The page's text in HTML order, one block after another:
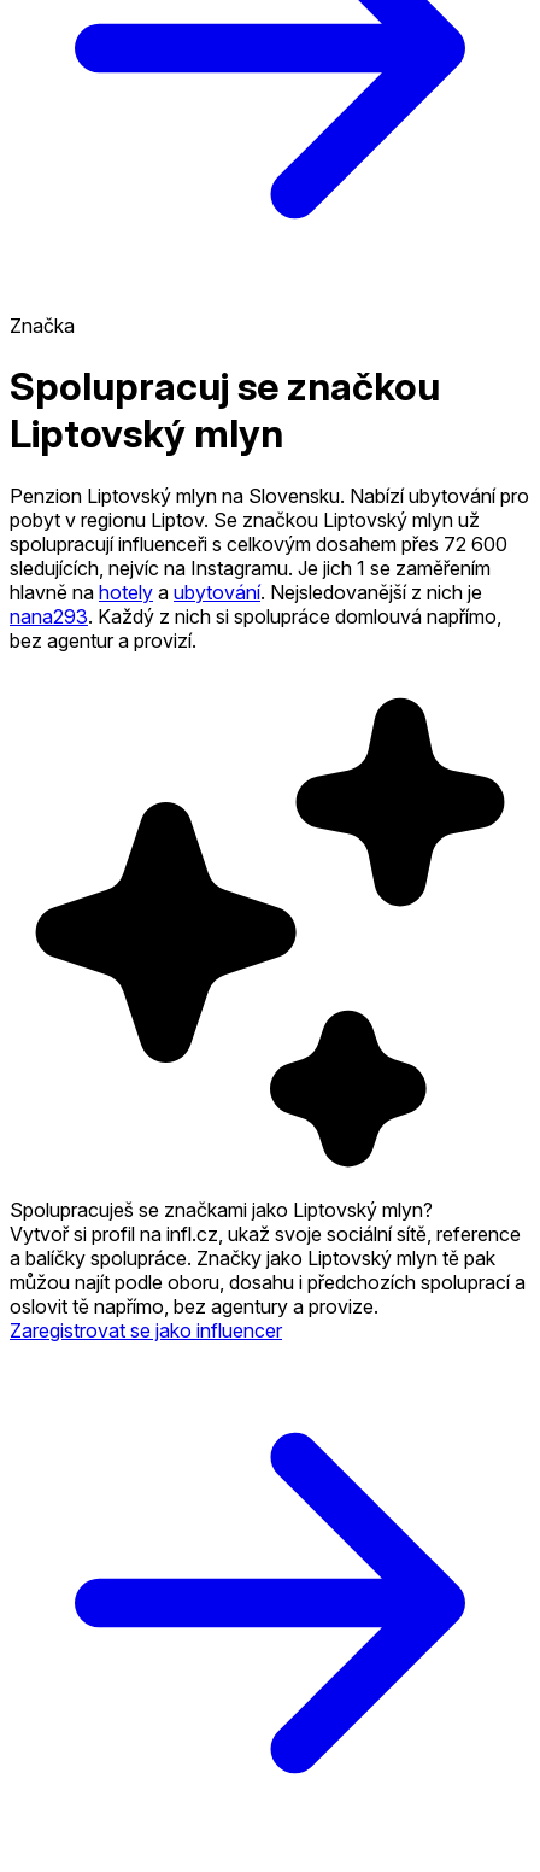
Značka
Spolupracuj se značkou
Liptovský mlyn
Penzion Liptovský mlyn na Slovensku. Nabízí ubytování pro
pobyt v regionu Liptov. Se značkou Liptovský mlyn už
spolupracují influenceři s celkovým dosahem přes 72 600
sledujících, nejvíc na Instagramu. Je jich 1 se zaměřením
hlavně na hotely a ubytování. Nejsledovanější z nich je
nana293. Každý z nich si spolupráce domlouvá napřímo,
bez agentur a provizí.
Spolupracuješ se značkami jako Liptovský mlyn?
Vytvoř si profil na infl.cz, ukaž svoje sociální sítě, reference
a balíčky spolupráce. Značky jako Liptovský mlyn tě pak
můžou najít podle oboru, dosahu i předchozích spoluprací a
oslovit tě napřímo, bez agentury a provize.
Zaregistrovat se jako influencer